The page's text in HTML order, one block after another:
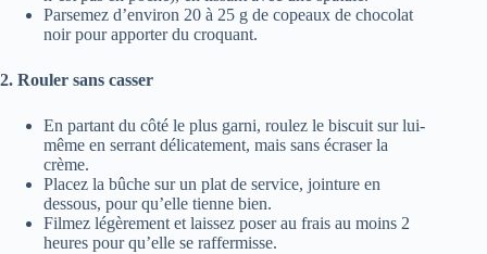
Parsemez d’environ 20 à 25 g de copeaux de chocolat
noir pour apporter du croquant.
2. Rouler sans casser
En partant du côté le plus garni, roulez le biscuit sur lui-
même en serrant délicatement, mais sans écraser la
crème.
Placez la bûche sur un plat de service, jointure en
dessous, pour qu’elle tienne bien.
Filmez légèrement et laissez poser au frais au moins 2
heures pour qu’elle se raffermisse.